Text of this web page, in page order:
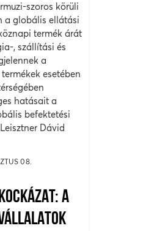
szoros körüli
a globális ellátási
termék árát
, szállítási és
a
esetében
hatásait a
befektetési
Dávid
08.
A